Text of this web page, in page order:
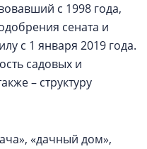
с 1998 года,
сената и
с 1 января 2019 года.
садовых и
– структуру
«дачный дом»,